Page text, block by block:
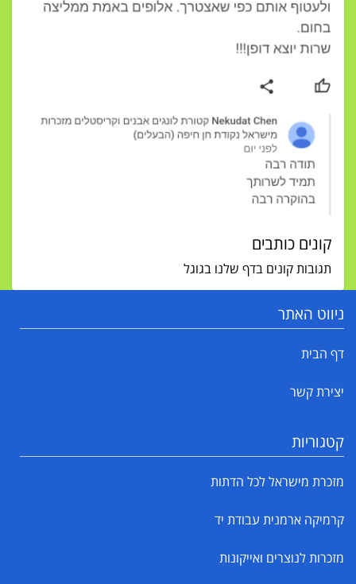
קונים כותבים
תגובות קונים בדף שלנו בגוגל
ניווט האתר
דף הבית
יצירת קשר
קטגוריות
מזכרת מישראל לכל הדתות
קרמיקה ארמנית עבודת יד
מזכרות לנוצרים ואייקונות